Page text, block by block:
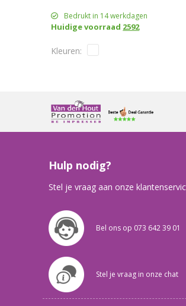
Bedrukt in 14 werkdagen
Huidige voorraad 2592
Hulp nodig?
Stel je vraag aan onze
Bel ons op 073 642 39 01
Stel je vraag in onze chat